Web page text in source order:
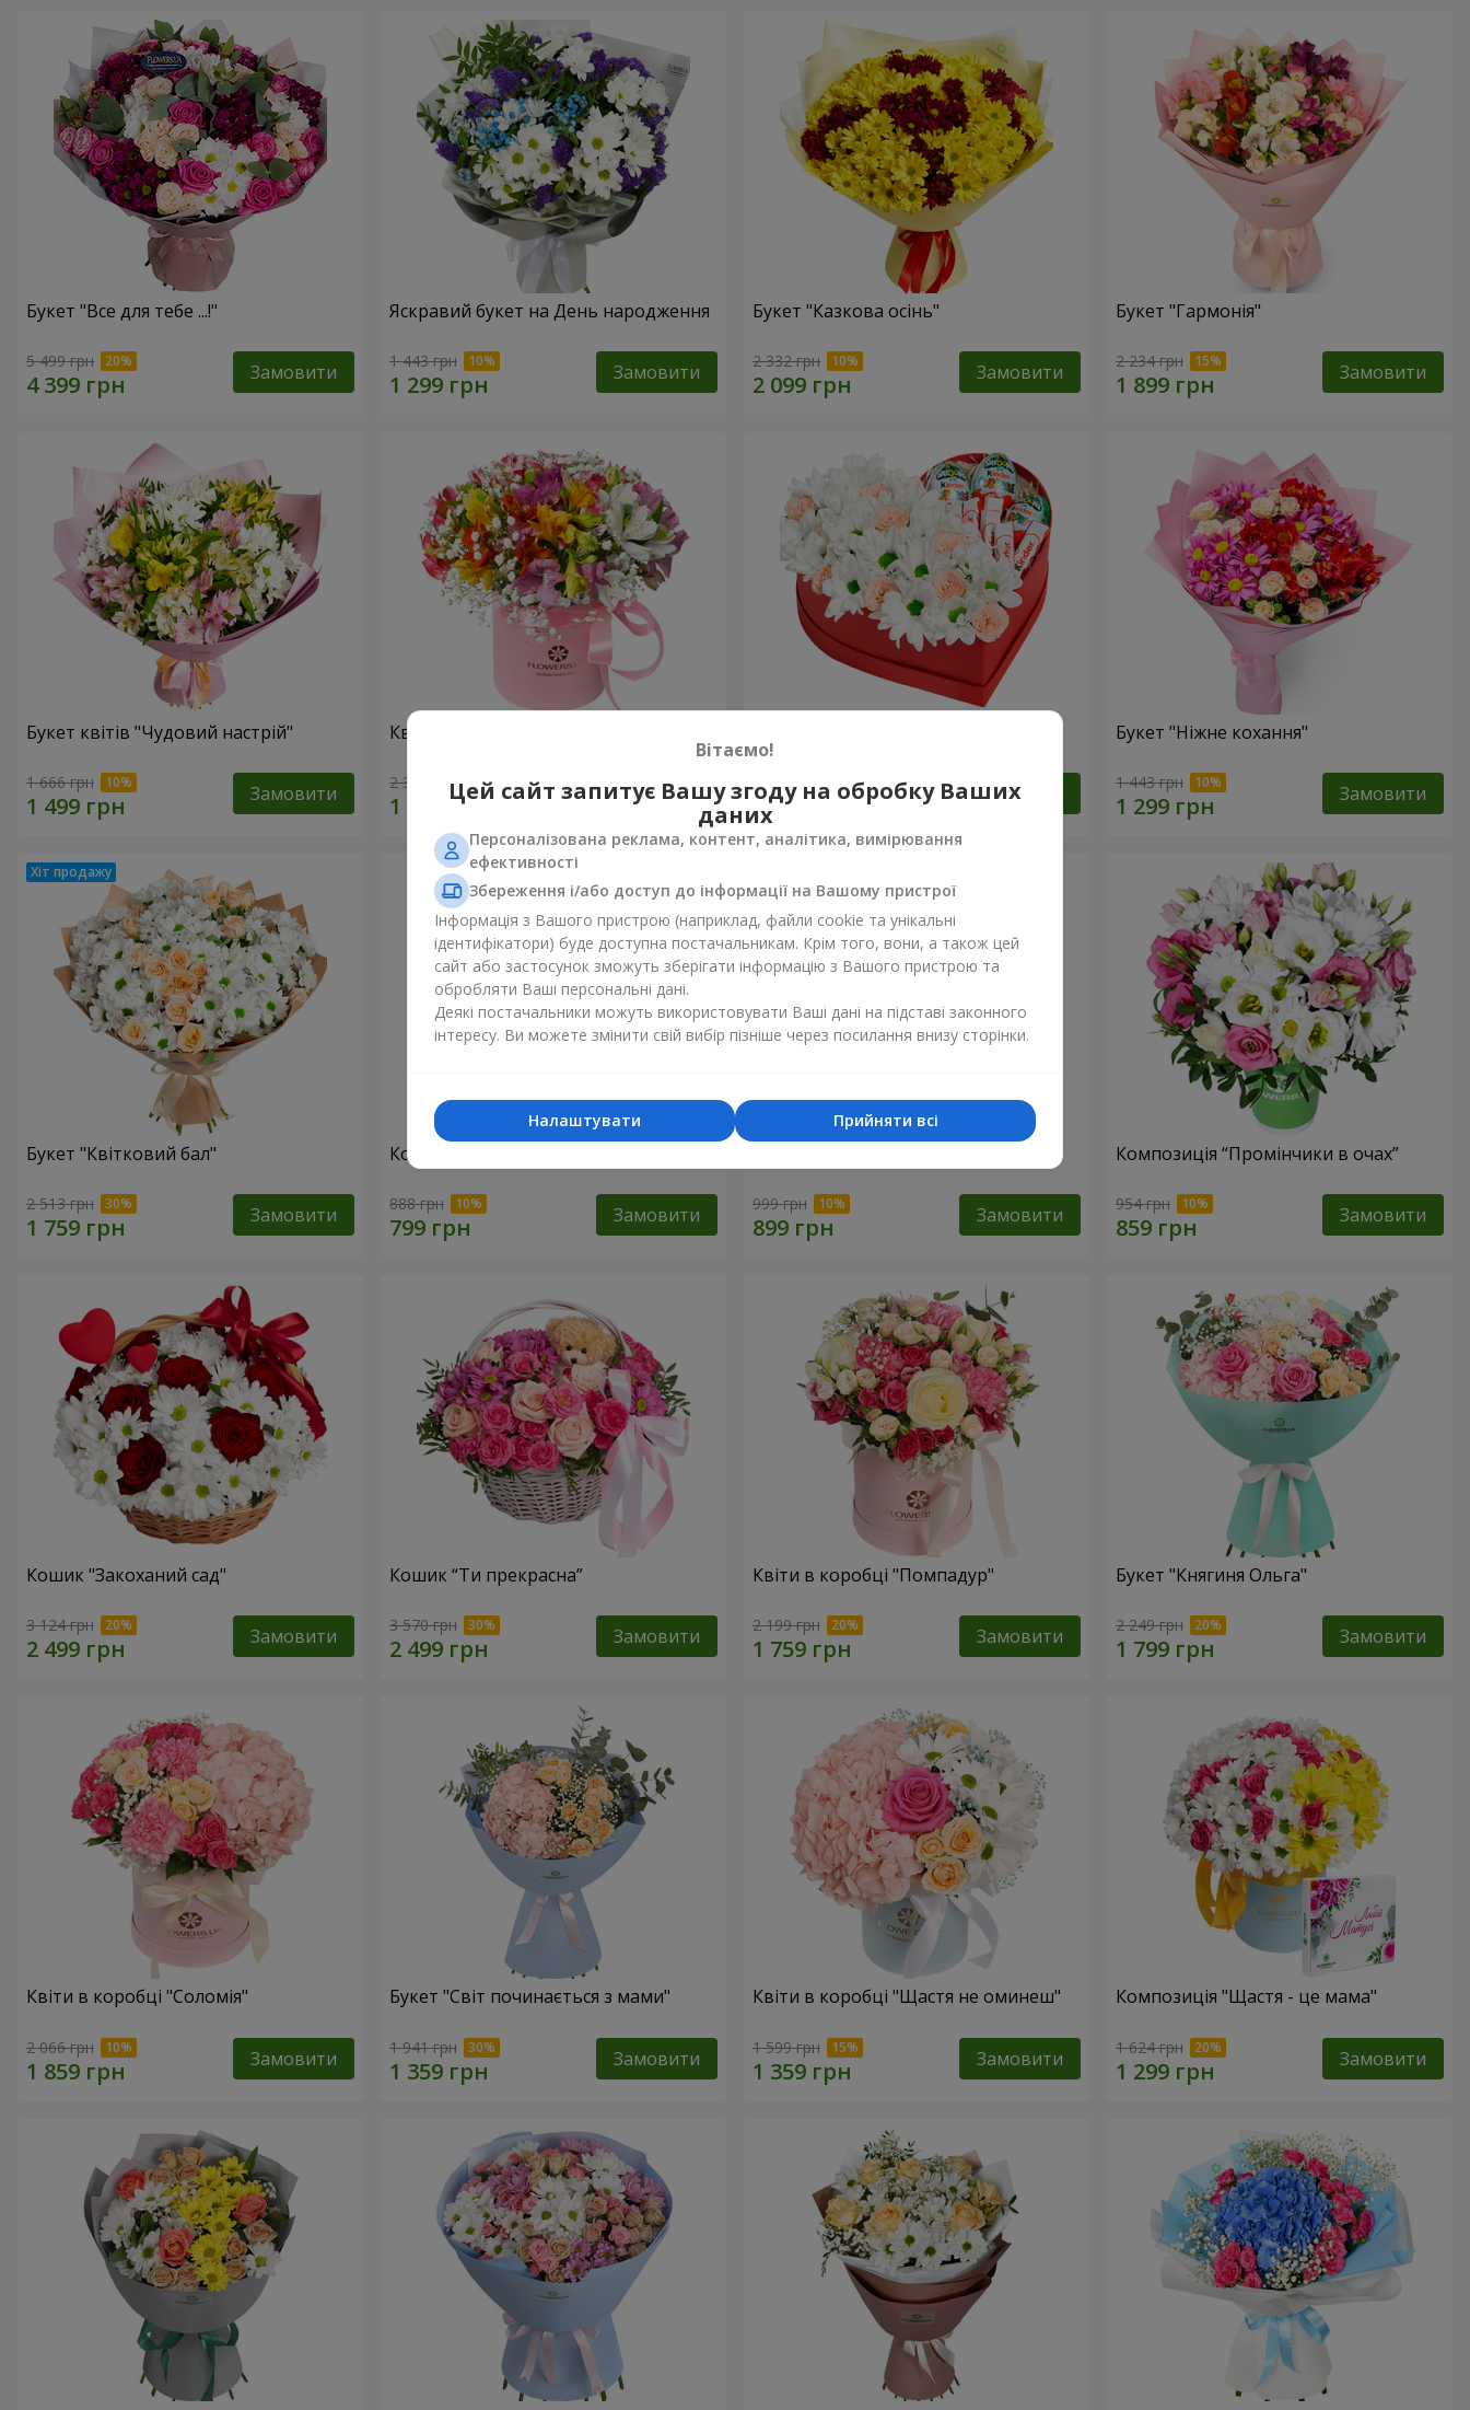
Букет "Все для тебе ...!"
5 499 грн Замовити
Яскравий букет на День народження
1 443 грн Замовити
Букет "Казкова осінь"
2 332 грн Замовити
Букет "Гармонія"
2 234 грн Замовити
Букет квітів "Чудовий настрій"
1 666 грн Замовити
Квіти в коробці "Яскрава фантазія"
2 305 грн Замовити 2 124 грн Замовити
Букет "Ніжне кохання"
1 443 грн Замовити
Букет "Квітковий бал"
2 513 грн Замовити
Композиція “Ніжний поцілунок”
888 грн Замовити 999 грн Замовити
Композиція “Промінчики в очах”
954 грн Замовити
Кошик "Закоханий сад"
3 124 грн Замовити
Кошик “Ти прекрасна”
3 570 грн Замовити
Квіти в коробці "Помпадур"
2 199 грн Замовити
Букет "Княгиня Ольга"
2 249 грн Замовити
Квіти в коробці "Соломія"
2 066 грн Замовити
Букет "Світ починається з мами"
1 941 грн Замовити
Квіти в коробці "Щастя не оминеш"
1 599 грн Замовити
Композиція "Щастя - це мама"
1 624 грн Замовити
Вітаємо!
Цей сайт запитує Вашу згоду на обробку Ваших
даних
Персоналізована реклама, контент, аналітика, вимірювання
ефективності
Збереження і/або доступ до інформації на Вашому пристрої
Інформація з Вашого пристрою (наприклад, файли cookie та унікальні
ідентифікатори) буде доступна постачальникам. Крім того, вони, а також цей
сайт або застосунок зможуть зберігати інформацію з Вашого пристрою та
обробляти Ваші персональні дані.
Деякі постачальники можуть використовувати Ваші дані на підставі законного
інтересу. Ви можете змінити свій вибір пізніше через посилання внизу сторінки.
Прийняти всі
Налаштувати